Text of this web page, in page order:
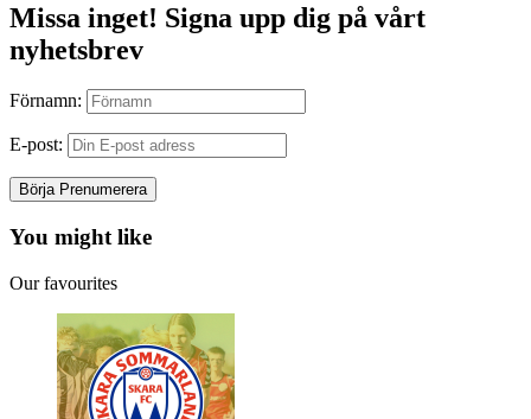
Missa inget! Signa upp dig på vårt
nyhetsbrev
Förnamn:
E-post:
You might like
Our favourites